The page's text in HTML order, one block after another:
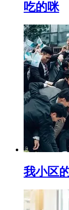
吃的咪
我小区